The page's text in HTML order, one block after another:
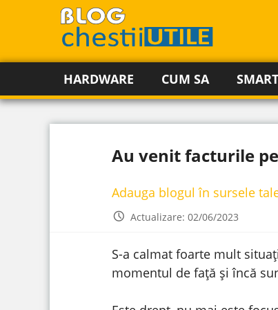
HARDWARE CUM SA
Au venit facturile
Adauga blogul în sursele
Actualizare: 02/06/2023
S-a calmat foarte mult
momentul de față și încă